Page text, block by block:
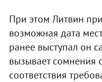
При этом Литвин
возможная дата
ранее выступал он
вызывает сомнения
соответствия